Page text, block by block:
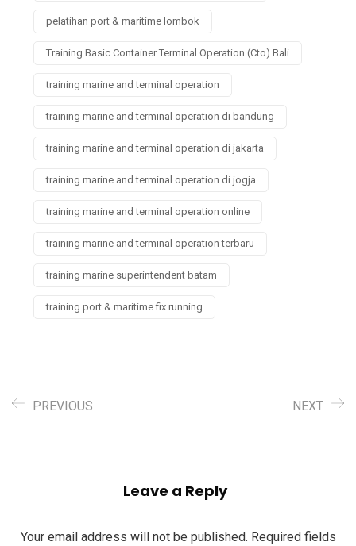
pelatihan port & maritime lombok
Training Basic Container Terminal Operation (Cto) Bali
training marine and terminal operation
training marine and terminal operation di bandung
training marine and terminal operation di jakarta
training marine and terminal operation di jogja
training marine and terminal operation online
training marine and terminal operation terbaru
training marine superintendent batam
training port & maritime fix running
PREVIOUS NEXT
Leave a Reply
Your email address will not be published. Required fields